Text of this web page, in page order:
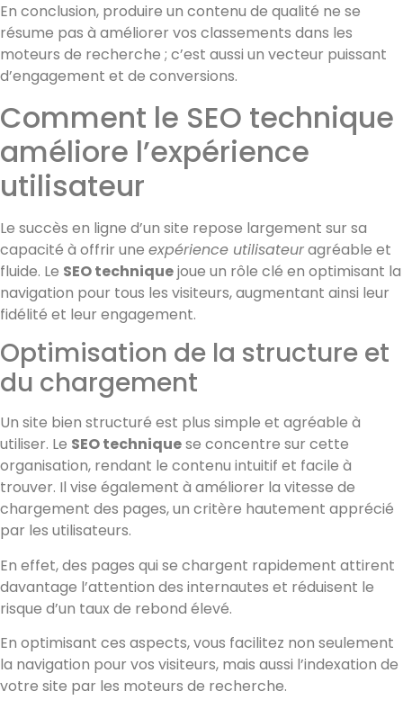
En conclusion, produire un contenu de qualité ne se
résume pas à améliorer vos classements dans les
moteurs de recherche ; c’est aussi un vecteur puissant
d’engagement et de conversions.
Comment le SEO technique
améliore l’expérience
utilisateur
Le succès en ligne d’un site repose largement sur sa
capacité à offrir une expérience utilisateuragréable et
fluide. Le SEO techniquejoue un rôle clé en optimisant la
navigation pour tous les visiteurs, augmentant ainsi leur
fidélité et leur engagement.
Optimisation de la structure et
du chargement
Un site bien structuré est plus simple et agréable à
utiliser. Le SEO techniquese concentre sur cette
organisation, rendant le contenu intuitif et facile à
trouver. Il vise également à améliorer la vitesse de
chargement des pages, un critère hautement apprécié
par les utilisateurs.
En effet, des pages qui se chargent rapidement attirent
davantage l’attention des internautes et réduisent le
risque d’un taux de rebond élevé.
En optimisant ces aspects, vous facilitez non seulement
la navigation pour vos visiteurs, mais aussi l’indexation de
votre site par les moteurs de recherche.